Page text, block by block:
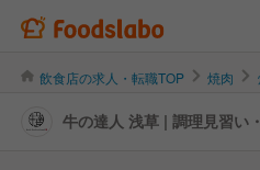
飲食店の求人・転職TOP 焼肉
牛の達人 浅草 | 調理見習い